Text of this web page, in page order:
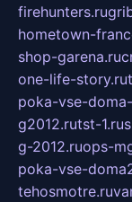
firehunters.ru
hometown-
shop-garena.ru
one-life-story.ru
poka-vse-
g2012.rutst-1.ru
g-2012.ruops-
poka-vse-
tehosmotre.ru